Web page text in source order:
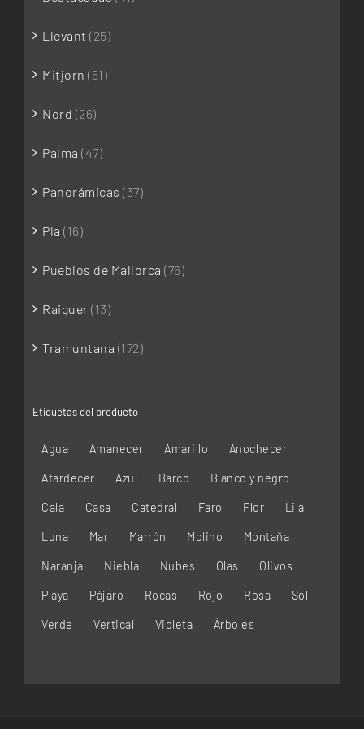
Llevant (25)
Mitjorn (61)
Nord (26)
Palma (47)
Panorámicas (37)
Pla (16)
Pueblos de Mallorca (76)
Raiguer (13)
Tramuntana (172)
Etiquetas del producto
Agua Amanecer Amarillo Anochecer
Atardecer Azul Barco Blanco y negro
Cala Casa Catedral Faro Flor Lila
Luna Mar Marrón Molino Montaña
Naranja Niebla Nubes Olas Olivos
Playa Pájaro Rocas Rojo Rosa Sol
Verde Vertical Violeta Árboles